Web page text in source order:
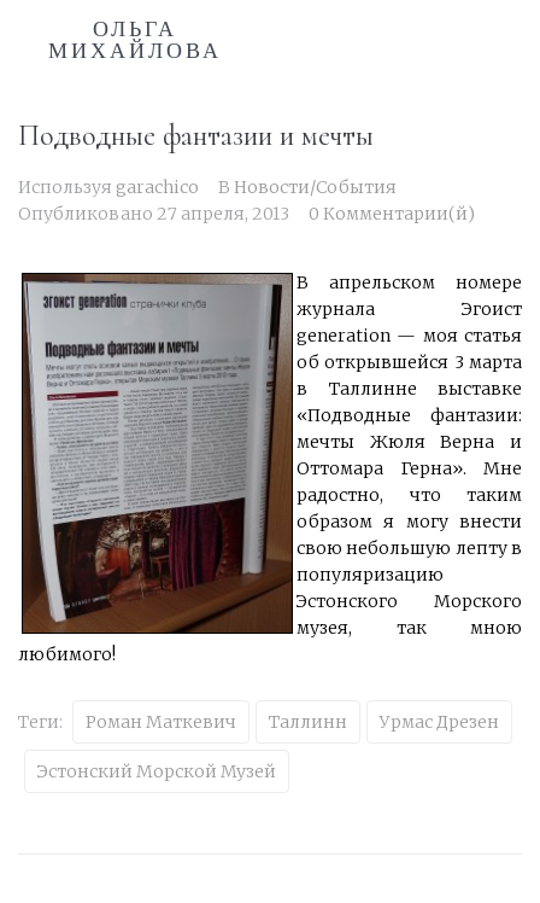
ОЛЬГА
МИХАЙЛОВА
Подводные фантазии и мечты
Используя garachico В Новости/События
Опубликовано 27 апреля, 2013 0 Комментарии(й)
В апрельском номере
журнала Эгоист
generation — моя статья
об открывшейся 3 марта
в Таллинне выставке
«Подводные фантазии:
мечты Жюля Верна и
Оттомара Герна». Мне
радостно, что таким
образом я могу внести
свою небольшую лепту в
популяризацию
Эстонского Морского
музея, так мною
любимого!
Теги: Роман Маткевич Таллинн Урмас Дрезен
Эстонский Морской Музей